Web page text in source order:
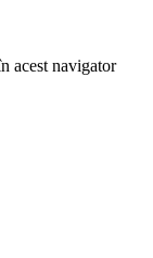
acest navigator